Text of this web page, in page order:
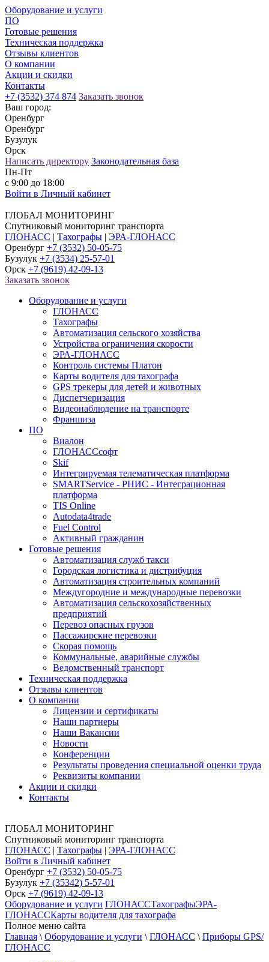
Оборудование и услуги
ПО
Готовые решения
Техническая поддержка
Отзывы клиентов
О компании
Акции и скидки
Контакты
+7 (3532) 374 874 Заказать звонок
Ваш город:
Оренбург
Оренбург
Бузулук
Орск
Написать директору Законодательная база
Пн-Пт
с 9:00 до 18:00
Войти в Личный кабинет
ГЛОБАЛ МОНИТОРИНГ
Спутниковый мониторинг транспорта
ГЛОНАСС | Тахографы | ЭРА-ГЛОНАСС
Оренбург +7 (3532) 50-05-75
Бузулук +7 (3534) 25-57-01
Орск +7 (9619) 42-09-13
Заказать звонок
Оборудование и услуги
ГЛОНАСС
Тахографы
Автоматизация сельского хозяйства
Устройства ограничения скорости
ЭРА-ГЛОНАСС
Контроль системы Платон
Карты водителя для тахографа
GPS трекеры для детей и животных
Диспетчеризация
Видеонаблюдение на транспорте
Франшиза
ПО
Виалон
ГЛОНАССсофт
Skif
Интегрируемая телематическая платформа
SMARTService - РНИС - Интеграционная
платформа
TIS Online
Autodata4trade
Fuel Control
Активный гражданин
Готовые решения
Автоматизация служб такси
Городская логистика и дистрибуция
Автоматизация строительных компаний
Междугородние и международные перевозки
Автоматизация сельскохозяйственных
предприятий
Перевоз опасных грузов
Пассажирские перевозки
Скорая помощь
Коммунальные, аварийные службы
Ведомственный транспорт
Техническая поддержка
Отзывы клиентов
О компании
Лицензии и сертификаты
Наши партнеры
Наши Вакансии
Новости
Конференции
Результаты проведения специальной оценки труда
Реквизиты компании
Акции и скидки
Контакты
ГЛОБАЛ МОНИТОРИНГ
Спутниковый мониторинг транспорта
ГЛОНАСС | Тахографы | ЭРА-ГЛОНАСС
Войти в Личный кабинет
Оренбург +7 (3532) 50-05-75
Бузулук +7 (35342) 5-57-01
Орск +7 (9619) 42-09-13
Оборудование и услуги ГЛОНАССТахографыЭРА-
ГЛОНАССКарты водителя для тахографа
Полное меню сайта
Главная \ Оборудование и услуги \ ГЛОНАСС \ Приборы GPS/
ГЛОНАСС